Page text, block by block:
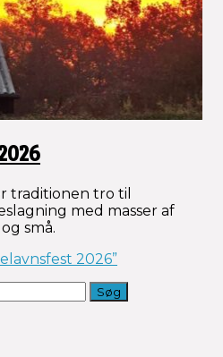
traditionen tro til
med masser af
små.
2026”